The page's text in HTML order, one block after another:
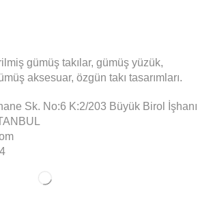
gümüş takılar, gümüş yüzük,
aksesuar, özgün takı tasarımları.
Sk. No:6 K:2/203 Büyük Birol İşhanı